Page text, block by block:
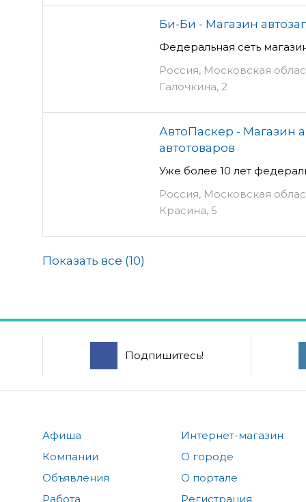
Би-Би - Магазин
Федеральная сеть
Россия, Московская
Галочкина, 2
АвтоПаскер - Магазин
автотоваров
Уже более 10 лет
Россия, Московская
Красина, 5
Показать все (10)
Подпишитесь!
Афиша
Компании
Объявления
Работа
Интернет-магазин
О городе
О портале
Регистрация